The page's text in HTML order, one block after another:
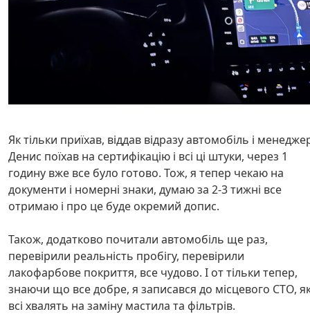
Як тільки приїхав, віддав відразу автомобіль і
Денис поїхав на сертифікацію і всі ці штуки, через 1
годину вже все було готово. Тож, я тепер чекаю на
документи і номерні знаки, думаю за 2-3 тижні все
отримаю і про це буде окремий допис.
Також, додатково почитали автомобіль ще раз,
перевірили реальність пробігу, перевірили
лакофарбове покриття, все чудово. І от тільки тепер,
знаючи що все добре, я записався до місцевого СТО,
всі хвалять на заміну мастила та фільтрів.